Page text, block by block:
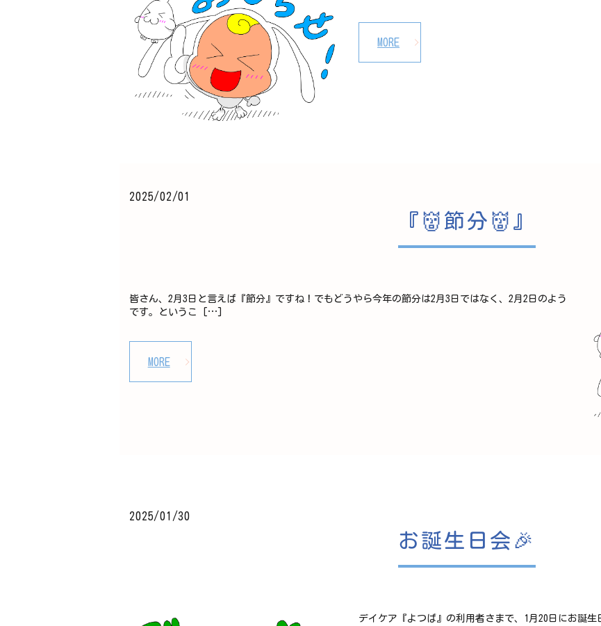
MORE
2025/02/01
『👹節分👹』
皆さん、2月3日と言えば『節分』ですね！でもどうやら今年の節分は2月3日ではなく、2月2日のよう
です。というこ […]
MORE
2025/01/30
お誕生日会🎉
デイケア『よつば』の利用者さまで、1月20日にお誕